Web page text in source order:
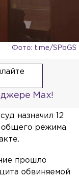
Фото: t.me/SPbGS
Max!
назначил 12
общего режима
прошло
обвиняемой